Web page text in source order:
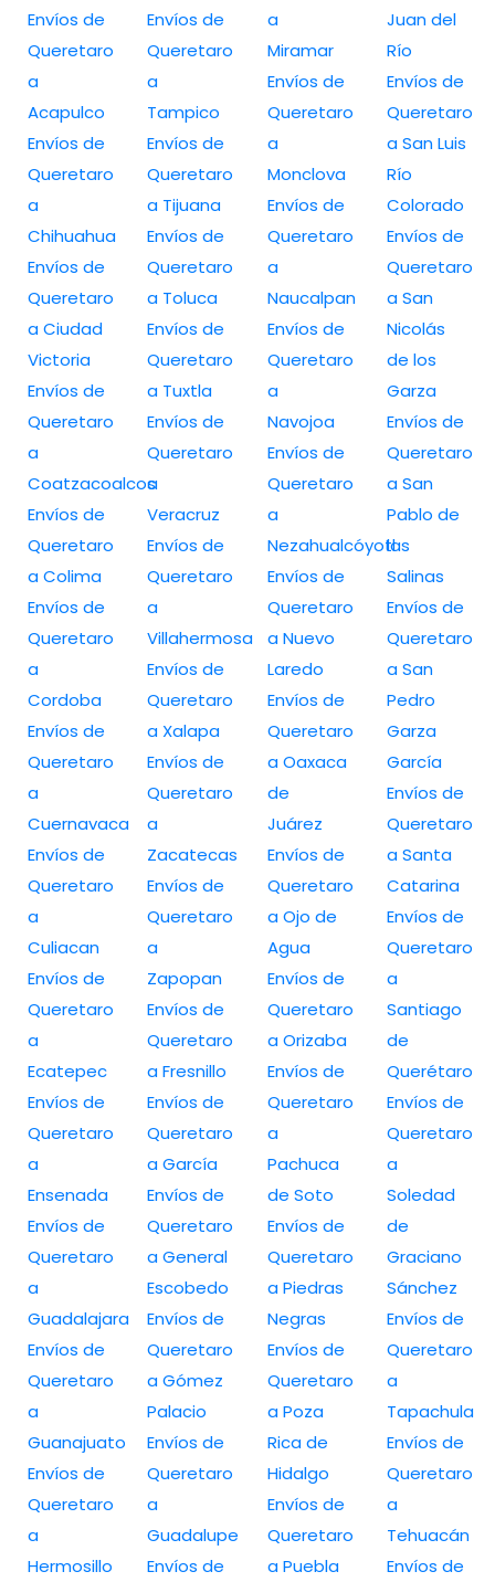
Envíos de
Queretaro
a
Acapulco
Envíos de
Queretaro
a
Chihuahua
Envíos de
Queretaro
a Ciudad
Victoria
Envíos de
Queretaro
a
Coatzacoalcos
Envíos de
Queretaro
a Colima
Envíos de
Queretaro
a
Cordoba
Envíos de
Queretaro
a
Cuernavaca
Envíos de
Queretaro
a
Culiacan
Envíos de
Queretaro
a
Ecatepec
Envíos de
Queretaro
a
Ensenada
Envíos de
Queretaro
a
Guadalajara
Envíos de
Queretaro
a
Guanajuato
Envíos de
Queretaro
a
Hermosillo
Envíos de
Queretaro
a
Tampico
Envíos de
Queretaro
a Tijuana
Envíos de
Queretaro
a Toluca
Envíos de
Queretaro
a Tuxtla
Envíos de
Queretaro
a
Veracruz
Envíos de
Queretaro
a
Villahermosa
Envíos de
Queretaro
a Xalapa
Envíos de
Queretaro
a
Zacatecas
Envíos de
Queretaro
a
Zapopan
Envíos de
Queretaro
a Fresnillo
Envíos de
Queretaro
a García
Envíos de
Queretaro
a General
Escobedo
Envíos de
Queretaro
a Gómez
Palacio
Envíos de
Queretaro
a
Guadalupe
Envíos de
a
Miramar
Envíos de
Queretaro
a
Monclova
Envíos de
Queretaro
a
Naucalpan
Envíos de
Queretaro
a
Navojoa
Envíos de
Queretaro
a
Nezahualcóyotl
Envíos de
Queretaro
a Nuevo
Laredo
Envíos de
Queretaro
a Oaxaca
de
Juárez
Envíos de
Queretaro
a Ojo de
Agua
Envíos de
Queretaro
a Orizaba
Envíos de
Queretaro
a
Pachuca
de Soto
Envíos de
Queretaro
a Piedras
Negras
Envíos de
Queretaro
a Poza
Rica de
Hidalgo
Envíos de
Queretaro
a Puebla
Juan del
Río
Envíos de
Queretaro
a San Luis
Río
Colorado
Envíos de
Queretaro
a San
Nicolás
de los
Garza
Envíos de
Queretaro
a San
Pablo de
las
Salinas
Envíos de
Queretaro
a San
Pedro
Garza
García
Envíos de
Queretaro
a Santa
Catarina
Envíos de
Queretaro
a
Santiago
de
Querétaro
Envíos de
Queretaro
a
Soledad
de
Graciano
Sánchez
Envíos de
Queretaro
a
Tapachula
Envíos de
Queretaro
a
Tehuacán
Envíos de